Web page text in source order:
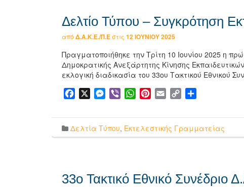
Δελτίο Τύπου – Συγκρότηση
από Δ.Α.Κ.Ε./Π.Εστις 12 ΙΟΥΝΊΟΥ 2025
Πραγματοποιήθηκε την Τρίτη 10 Ιουνίου 2025 η
Δημοκρατικής Ανεξάρτητης Κίνησης
εκλογική διαδικασία του 33ου Τακτικού Εθνικού
Facebook Messenger
Viber WhatsApp
Pinterest
Email Copy
Δελτία Τύπου, Εκτελεστικής Γραμματείας
33ο Τακτικό Εθνικό Συνέδριο